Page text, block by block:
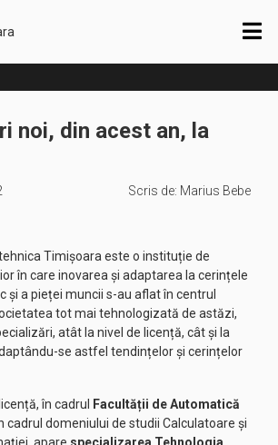
noi, din acest an, la
Scris de: Marius Bebe
Timișoara este o instituție de
în care inovarea și adaptarea la cerințele
și a pieței muncii s-au aflat în centrul
tot mai tehnologizată de astăzi,
atât la nivel de licență, cât și la
se astfel tendințelor și cerințelor
în cadrul
Facultății de Automatică
cadrul domeniului de studii Calculatoare și